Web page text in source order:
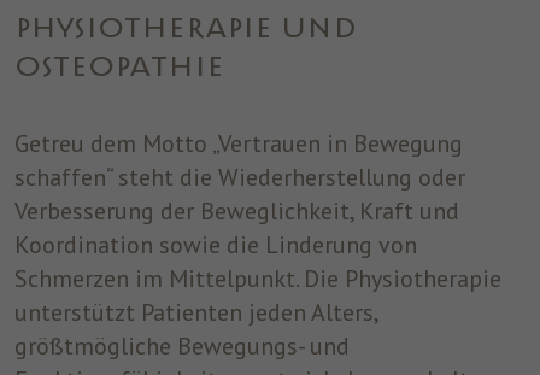
PHYSIOTHERAPIE UND
OSTEOPATHIE
Getreu dem Motto „Vertrauen in Bewegung
schaffen“ steht die Wiederherstellung oder
Verbesserung der Beweglichkeit, Kraft und
Koordination sowie die Linderung von
Schmerzen im Mittelpunkt. Die Physiotherapie
unterstützt Patienten jeden Alters,
größtmögliche Bewegungs- und
Name cookie_optin
Laufzeit 1 Jahr
Zweck
Dieses Cookie wird verwendet, um Ihre
Cookie-Einstellungen für diese Website zu
speichern.
Cookie-Informationen anzeigen
Analytische Cookies helfen uns, unsere Website zu verbessern,
indem sie Informationen über ihre Nutzung sammeln und
melden.
Marketing
Benutzt um die Web-Navigation des Nutzers zu überwachen und
ein Profil seiner Gewohnheiten zu erstellen.
Name _fbp
Cookie-Informationen anzeigen